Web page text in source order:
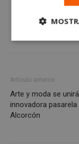
Artículo anterior
Arte y moda se
innovadora pasarela
Alcorcón